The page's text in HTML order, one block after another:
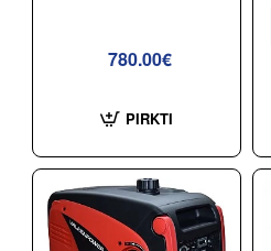
780.00€
PIRKTI